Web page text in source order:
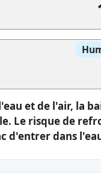
et de l'air, la
Le risque de
d'entrer dans